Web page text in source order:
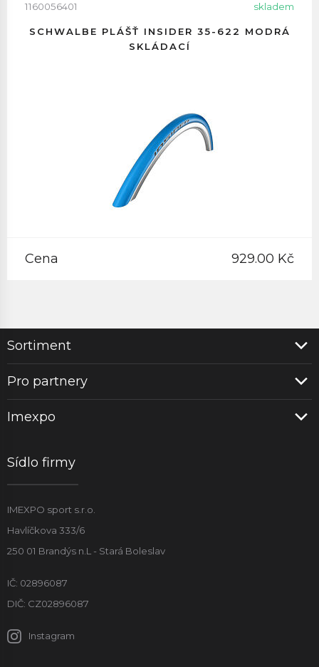
1160056401 skladem
SCHWALBE PLÁŠŤ INSIDER 35-622 MODRÁ
SKLÁDACÍ
Cena 929.00 Kč
Sortiment
Pro partnery
Imexpo
Sídlo firmy
IMEXPO sport s.r.o.
Havlíčkova 333/6
250 01 Brandýs n.L - Stará Boleslav
IČ: 02896087
DIČ: CZ02896087
Instagram